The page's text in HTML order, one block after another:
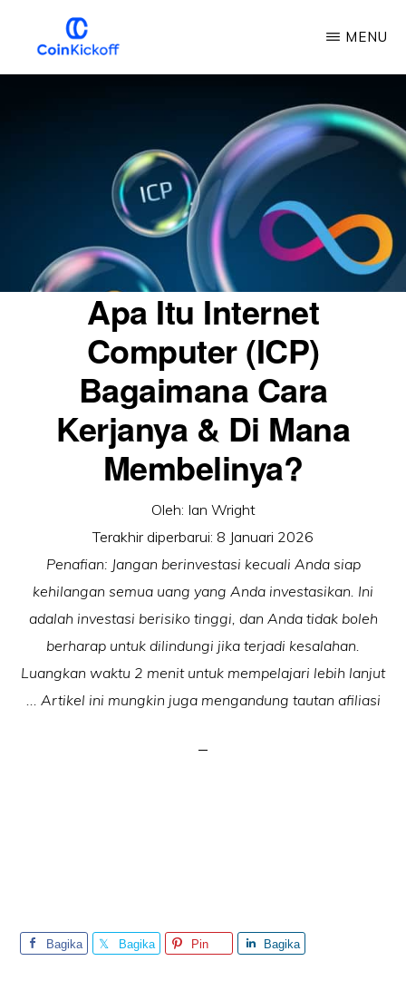
konten
KICKOFF
MENU
Apa Itu Internet
Computer (ICP)
Bagaimana Cara
Kerjanya & Di Mana
Membelinya?
Oleh: Ian Wright
Terakhir diperbarui: 8 Januari 2026
Penafian: Jangan berinvestasi kecuali Anda siap
kehilangan semua uang yang Anda investasikan. Ini
adalah investasi berisiko tinggi, dan Anda tidak boleh
berharap untuk dilindungi jika terjadi kesalahan.
Luangkan waktu 2 menit untuk mempelajari lebih lanjut
... Artikel ini mungkin juga mengandung tautan afiliasi
Bagika
Bagika
Pin
Bagika